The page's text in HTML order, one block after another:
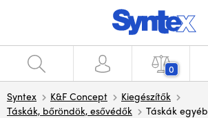
0
Syntex K&F Concept
Kiegészítők
Táskák, bőröndök, esővédők
Táskák egyéb